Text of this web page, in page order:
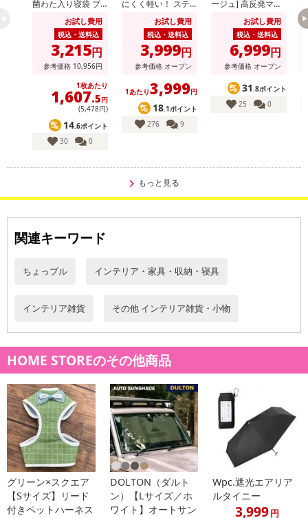
この製品が吸盤タイプと違うのは点ではなく面でくっつくのです。
耐荷重はなんと4kg。
1個あたり4kgもの耐荷重がある吸着力で、満タンに水の入った2Lの
大きなペットボトルを2本同時に吊り下げられるパワーです。
取り付けや取り外しも簡単で本当にペタッと貼り付けるだけ。
吸盤タイプのように押し付けて空気を抜くみたいなことも不要。
また普通に引っ張ってもはがれないのに、はじっこを少しめくると
もちろん穴をあけたりクギを打ったりすることがないので賃貸でも
ササッと水洗いするだけで、またパワーが復活！
・原産国（最終加工地）：中国
・原材料/材質/素材：ポリウレタン、真鍮
・商品カラー：バブル
・商品サイズ：W9×D2×H9cm
・商品重量：15g
・その他商品仕様：耐荷重（約）4kg
注意事項
【賞味・消費期限のある商品について】
菌わた入り寝袋 ブ
お試し費用
税込・送料込
3,215円
参考価格 10,956円
1枚あたり
1,607.5円
(5,478円)
14.6ポイント
30
0
にくく軽い！ ステ
ース (散水パター
ン：7種類切替可)
お試し費用
税込・送料込
3,999円
参考価格 オープン
1あたり3,999円
18.1ポイント
276
9
ージュ] 高反発マッ
チ 130N (カバー付)
※日本製
お試し費用
税込・送料込
6,999円
参考価格 オープン
31 .8ポイント
25
0
もっと見る
関連キーワード
ちょっプル インテリア・家具・収納・寝具
インテリア雑貨 その他 インテリア雑貨・小物
HOME STOREのその他商品
グリーン×スクエア
【Sサイズ】リード
付きペットハーネス
DOLTON（ダルト
ン）【Lサイズ／ホ
ワイト】オートサン
Wpc.遮光エアリア
ルタイニー
3,999円